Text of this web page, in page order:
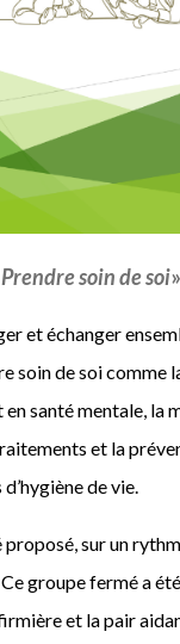
Prendre soin de soi»
et échanger
soin de soi comme
santé mentale, la
et la
de vie.
sur un
groupe fermé a
et la pair